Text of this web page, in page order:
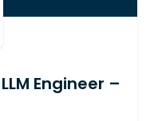
Engineer –